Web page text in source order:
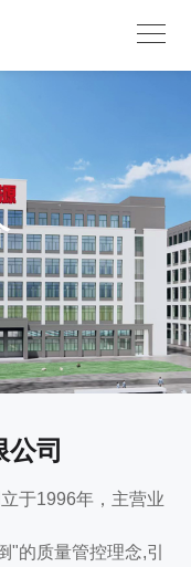
司
于1996年，主营业
"的质量管控理念,引